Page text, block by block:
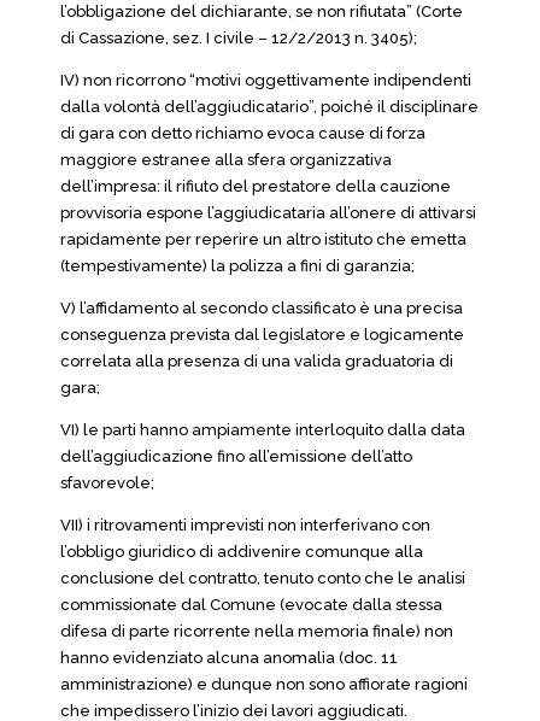
l’obbligazione del dichiarante, se non rifiutata” (Corte
di Cassazione, sez. I civile – 12/2/2013 n. 3405);
IV) non ricorrono “motivi oggettivamente indipendenti
dalla volontà dell’aggiudicatario”, poiché il disciplinare
di gara con detto richiamo evoca cause di forza
maggiore estranee alla sfera organizzativa
dell’impresa: il rifiuto del prestatore della cauzione
provvisoria espone l’aggiudicataria all’onere di attivarsi
rapidamente per reperire un altro istituto che emetta
(tempestivamente) la polizza a fini di garanzia;
V) l’affidamento al secondo classificato è una precisa
conseguenza prevista dal legislatore e logicamente
correlata alla presenza di una valida graduatoria di
gara;
VI) le parti hanno ampiamente interloquito dalla data
dell’aggiudicazione fino all’emissione dell’atto
sfavorevole;
VII) i ritrovamenti imprevisti non interferivano con
l’obbligo giuridico di addivenire comunque alla
conclusione del contratto, tenuto conto che le analisi
commissionate dal Comune (evocate dalla stessa
difesa di parte ricorrente nella memoria finale) non
hanno evidenziato alcuna anomalia (doc. 11
amministrazione) e dunque non sono affiorate ragioni
che impedissero l’inizio dei lavori aggiudicati.